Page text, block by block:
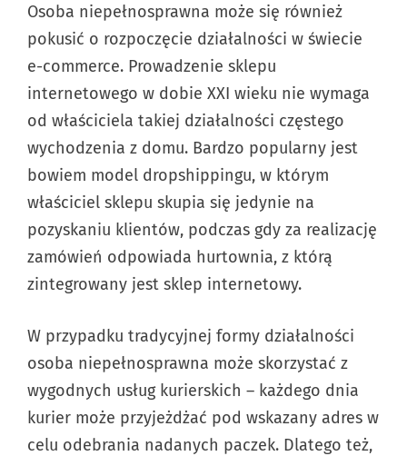
Osoba niepełnosprawna może się również
pokusić o rozpoczęcie działalności w świecie
e-commerce. Prowadzenie sklepu
internetowego w dobie XXI wieku nie wymaga
od właściciela takiej działalności częstego
wychodzenia z domu. Bardzo popularny jest
bowiem model dropshippingu, w którym
właściciel sklepu skupia się jedynie na
pozyskaniu klientów, podczas gdy za realizację
zamówień odpowiada hurtownia, z którą
zintegrowany jest sklep internetowy.
W przypadku tradycyjnej formy działalności
osoba niepełnosprawna może skorzystać z
wygodnych usług kurierskich – każdego dnia
kurier może przyjeżdżać pod wskazany adres w
celu odebrania nadanych paczek. Dlatego też,